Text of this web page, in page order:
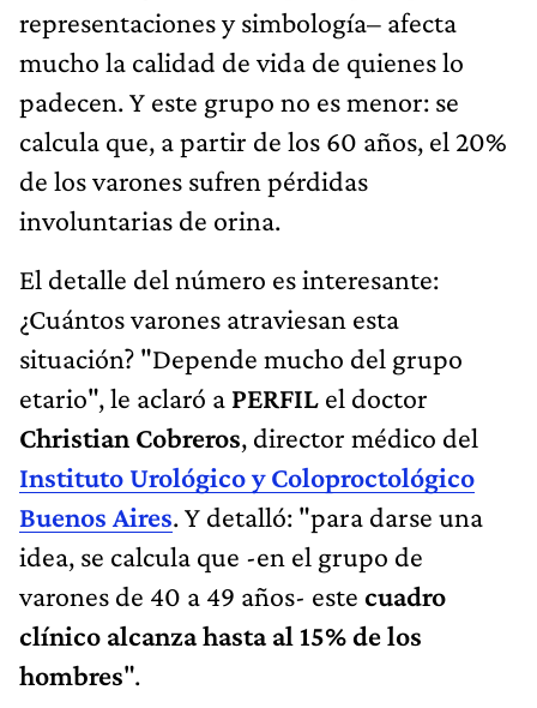
representaciones y simbología– afecta
mucho la calidad de vida de quienes lo
padecen. Y este grupo no es menor: se
calcula que, a partir de los 60 años, el 20%
de los varones sufren pérdidas
involuntarias de orina.
El detalle del número es interesante:
¿Cuántos varones atraviesan esta
situación? "Depende mucho del grupo
etario", le aclaró a PERFIL el doctor
Christian Cobreros, director médico del
Instituto Urológico y Coloproctológico
Buenos Aires. Y detalló: "para darse una
idea, se calcula que -en el grupo de
varones de 40 a 49 años- este cuadro
clínico alcanza hasta al 15% de los
hombres".